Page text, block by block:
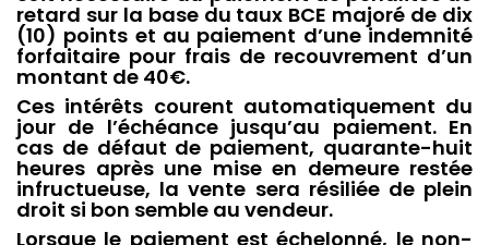
retard sur la base du taux BCE majoré de dix
(10) points et au paiement d’une indemnité
forfaitaire pour frais de recouvrement d’un
montant de 40€.
Ces intérêts courent automatiquement du
jour de l’échéance jusqu’au paiement. En
cas de défaut de paiement, quarante-huit
heures après une mise en demeure restée
infructueuse, la vente sera résiliée de plein
droit si bon semble au vendeur.
Lorsque le paiement est échelonné, le non-